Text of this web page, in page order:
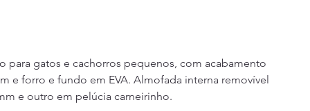
para gatos e cachorros pequenos, com acabamento
e forro e fundo em EVA. Almofada interna removível
e outro em pelúcia carneirinho.